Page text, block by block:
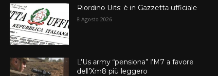
Riordino Uits: è in Gazzetta ufficiale
8 Agosto 2026
L’Us army “pensiona” l’M7 a favore
dell’Xm8 più leggero